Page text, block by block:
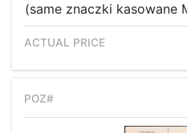
(same znaczki kasowane